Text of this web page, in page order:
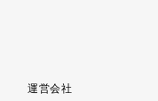
運営会社